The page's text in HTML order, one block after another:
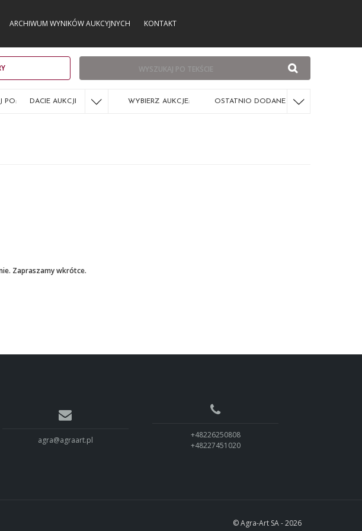
ARCHIWUM WYNIKÓW AUKCYJNYCH KONTAKT
PO: DACIE AUKCJI WYBIERZ AUKCJE: OSTATNIO DODANE
Zapraszamy wkrótce.
agra@agraart.pl
+48226250808
+48227451020
© Agra-Art SA - 2026